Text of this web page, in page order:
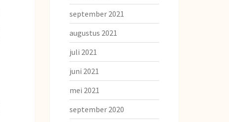
september 2021
augustus 2021
juli 2021
juni 2021
mei 2021
september 2020